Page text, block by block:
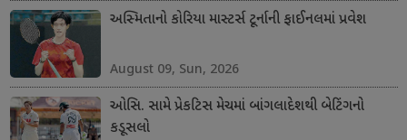
અસ્મિતાનો કોરિયા માસ્ટર્સ ટૂર્નાની ફાઈનલમાં પ્રવેશ
August 09, Sun, 2026
ઓસિ. સામે પ્રેકટિસ મેચમાં બાંગલાદેશથી બેટિંગનો
કડૂસલો